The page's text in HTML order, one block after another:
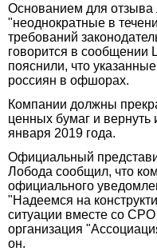
Основанием для отзыва
"неоднократные в
требований
говорится в сообщении
пояснили, что
россиян в офшорах.
Компании должны
ценных бумаг и
января 2019 года.
Официальный
Лобода сообщил, что
официального
"Надеемся на
ситуации вместе со
организация
он.